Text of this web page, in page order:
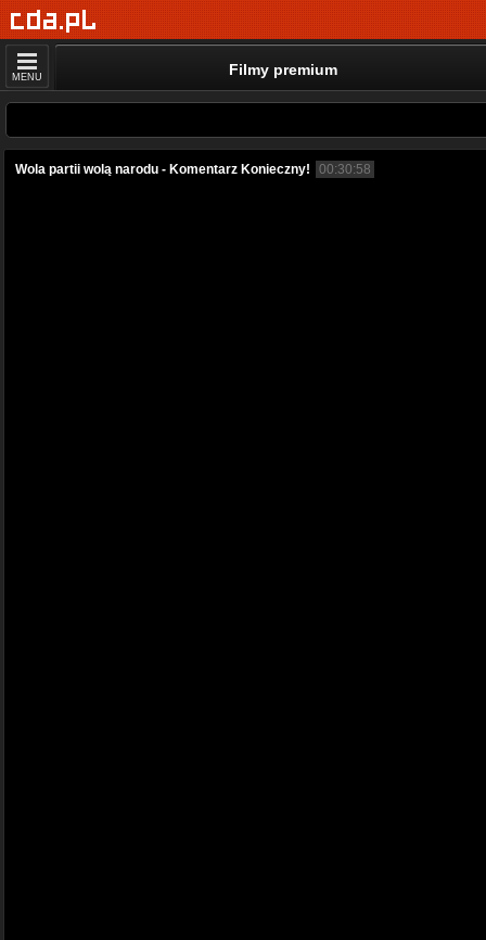
MENU Filmy premium
Wola partii wolą narodu - Komentarz Konieczny! 00:30:58